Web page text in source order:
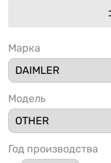
Марка
Модель
Год производства